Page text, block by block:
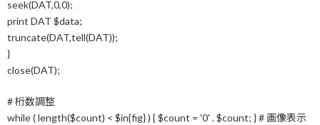
seek(DAT,0,0);
print DAT $data;
truncate(DAT,tell(DAT));
}
close(DAT);
# 桁数調整
while ( length($count) < $in{fig} ) { $count = '0' . $count; } # 画像表示